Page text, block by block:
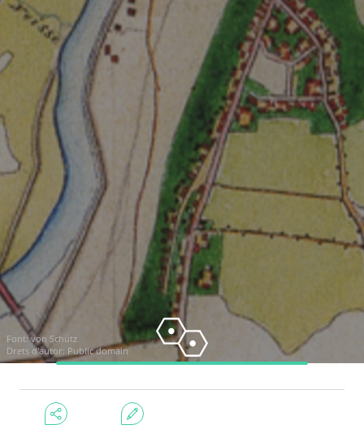
Font:von Schütz
Drets d'autor: Public domain